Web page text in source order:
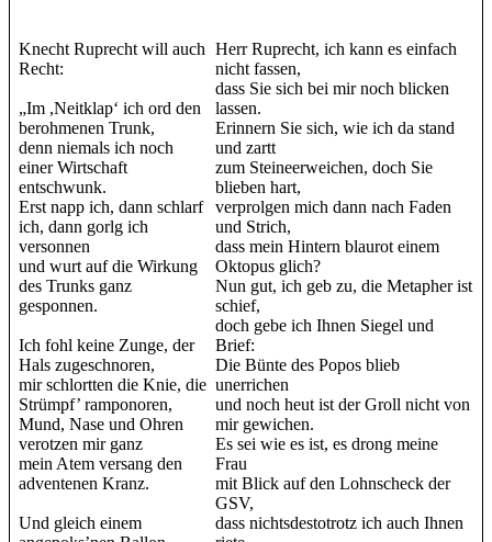
Knecht Ruprecht will auch
Recht:
„Im ,Neitklap‘ ich ord den
berohmenen Trunk,
denn niemals ich noch
einer Wirtschaft
entschwunk.
Erst napp ich, dann schlarf
ich, dann gorlg ich
versonnen
und wurt auf die Wirkung
des Trunks ganz
gesponnen.
Ich fohl keine Zunge, der
Hals zugeschnoren,
mir schlortten die Knie, die
Strümpf’ ramponoren,
Mund, Nase und Ohren
verotzen mir ganz
mein Atem versang den
adventenen Kranz.
Und gleich einem
Herr Ruprecht, ich kann es einfach
nicht fassen,
dass Sie sich bei mir noch blicken
lassen.
Erinnern Sie sich, wie ich da stand
und zartt
zum Steineerweichen, doch Sie
blieben hart,
verprolgen mich dann nach Faden
und Strich,
dass mein Hintern blaurot einem
Oktopus glich?
Nun gut, ich geb zu, die Metapher ist
schief,
doch gebe ich Ihnen Siegel und
Brief:
Die Bünte des Popos blieb
unerrichen
und noch heut ist der Groll nicht von
mir gewichen.
Es sei wie es ist, es drong meine
Frau
mit Blick auf den Lohnscheck der
GSV,
dass nichtsdestotrotz ich auch Ihnen